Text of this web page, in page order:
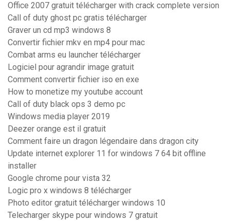
Office 2007 gratuit télécharger with crack complete version
Call of duty ghost pc gratis télécharger
Graver un cd mp3 windows 8
Convertir fichier mkv en mp4 pour mac
Combat arms eu launcher télécharger
Logiciel pour agrandir image gratuit
Comment convertir fichier iso en exe
How to monetize my youtube account
Call of duty black ops 3 demo pc
Windows media player 2019
Deezer orange est il gratuit
Comment faire un dragon légendaire dans dragon city
Update internet explorer 11 for windows 7 64 bit offline
installer
Google chrome pour vista 32
Logic pro x windows 8 télécharger
Photo editor gratuit télécharger windows 10
Telecharger skype pour windows 7 gratuit